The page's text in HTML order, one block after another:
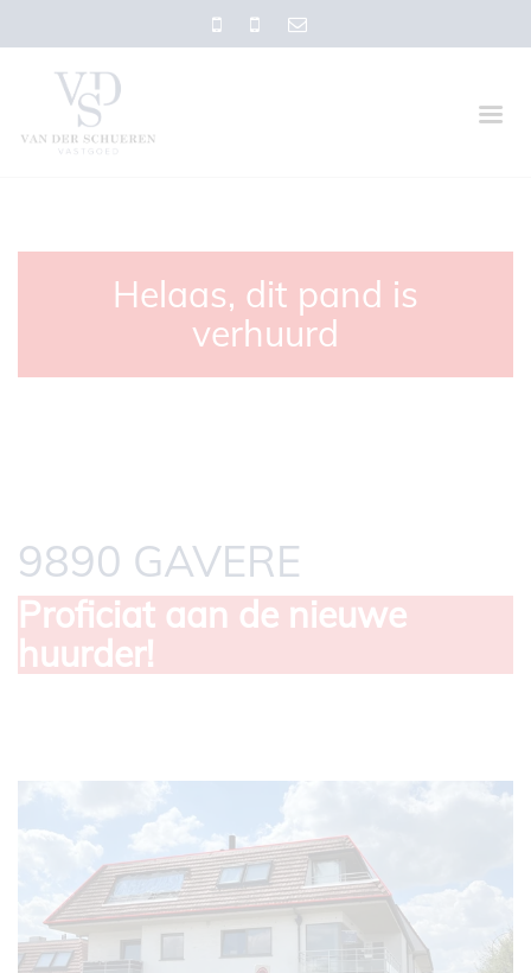
Helaas, dit pand is
verhuurd
9890 GAVERE
Proficiat aan de nieuwe
huurder!